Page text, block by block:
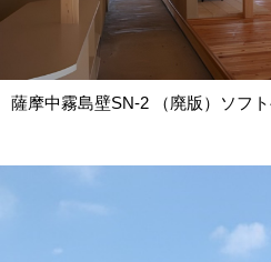
薩摩中霧島壁SN-2 （廃版）ソフ